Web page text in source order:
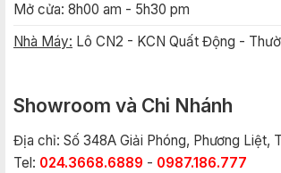
Mở cửa: 8h00 am - 5h30 pm
Nhà Máy: Lô CN2 - KCN Quất Động -
Showroom và Chi Nhánh
Địa chỉ: Số 348A Giải Phóng, Phương Liệt,
Tel: 024.3668.6889 - 0987.186.777